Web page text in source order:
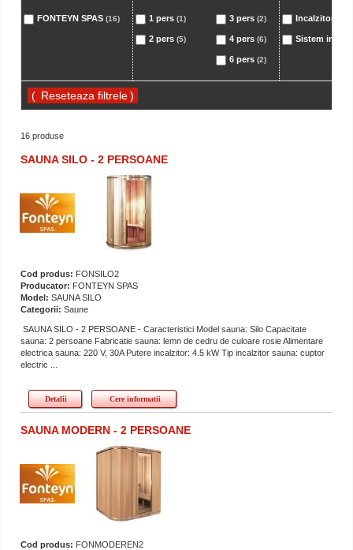
FONTEYN SPAS (16) 1 pers (1)
2 pers (5)
3 pers (2)
4 pers (6)
6 pers (2)
Incalzitor
Sistem
( )
16 produse
SAUNA SILO - 2 PERSOANE
Cod produs: FONSILO2
Producator: FONTEYN SPAS
Model: SAUNA SILO
Categorii: Saune
SAUNA SILO - 2 PERSOANE - Caracteristici Model sauna: Silo Capacitate
sauna: 2 persoane Fabricatie sauna: lemn de cedru de culoare rosie Alimentare
electrica sauna: 220 V, 30A Putere incalzitor: 4.5 kW Tip incalzitor sauna: cuptor
electric ...
Detalii Cere informatii
SAUNA MODERN - 2 PERSOANE
Cod produs: FONMODEREN2